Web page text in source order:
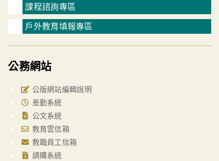
課程諮詢專區
戶外教育填報專區
公務網站
公版網站編輯說明
差勤系統
公文系統
教育雲信箱
教職員工信箱
請購系統